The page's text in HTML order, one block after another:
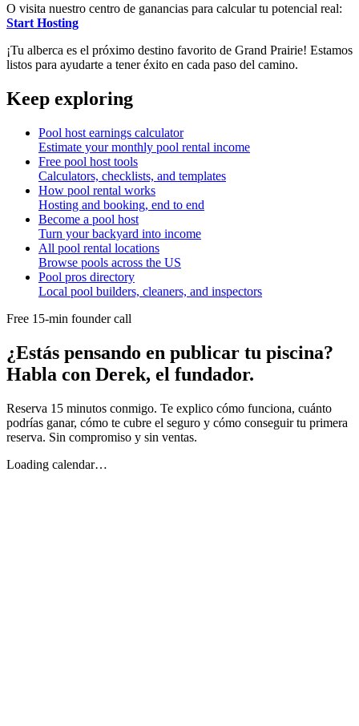
O visita nuestro centro de ganancias para calcular tu potencial real:
Start Hosting
¡Tu alberca es el próximo destino favorito de Grand Prairie! Estamos
listos para ayudarte a tener éxito en cada paso del camino.
Keep exploring
Pool host earnings calculator
Estimate your monthly pool rental income
Free pool host tools
Calculators, checklists, and templates
How pool rental works
Hosting and booking, end to end
Become a pool host
Turn your backyard into income
All pool rental locations
Browse pools across the US
Pool pros directory
Local pool builders, cleaners, and inspectors
Free 15-min founder call
¿Estás pensando en publicar tu piscina?
Habla con Derek, el fundador.
Reserva 15 minutos conmigo. Te explico cómo funciona, cuánto
podrías ganar, cómo te cubre el seguro y cómo conseguir tu primera
reserva. Sin compromiso y sin ventas.
Loading calendar…